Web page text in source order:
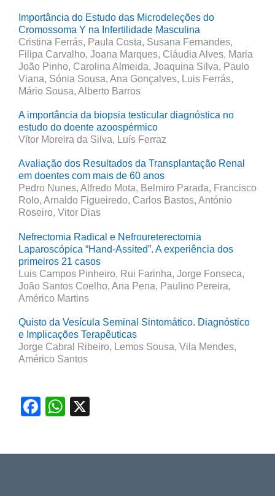
Importância do Estudo das Microdeleções do
Cromossoma Y na Infertilidade Masculina
Cristina Ferrás, Paula Costa, Susana Fernandes,
Filipa Carvalho, Joana Marques, Cláudia Alves, Maria
João Pinho, Carolina Almeida, Joaquina Silva, Paulo
Viana, Sónia Sousa, Ana Gonçalves, Luis Ferrás,
Mário Sousa, Alberto Barros
A importância da biopsia testicular diagnóstica no
estudo do doente azoospérmico
Vítor Moreira da Silva, Luís Ferraz
Avaliação dos Resultados da Transplantação Renal
em doentes com mais de 60 anos
Pedro Nunes, Alfredo Mota, Belmiro Parada, Francisco
Rolo, Arnaldo Figueiredo, Carlos Bastos, António
Roseiro, Vitor Dias
Nefrectomia Radical e Nefroureterectomia
Laparoscópica “Hand-Assited”. A experiência dos
primeiros 21 casos
Luis Campos Pinheiro, Rui Farinha, Jorge Fonseca,
João Santos Coelho, Ana Pena, Paulino Pereira,
Américo Martins
Quisto da Vesícula Seminal Sintomático. Diagnóstico
e Implicações Terapêuticas
Jorge Cabral Ribeiro, Lemos Sousa, Vila Mendes,
Américo Santos
Facebook
WhatsApp